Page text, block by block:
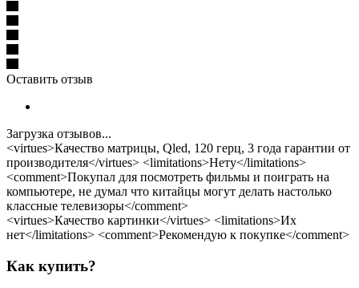
Оставить отзыв
Загрузка отзывов...
<virtues>Качество матрицы, Qled, 120 герц, 3 года гарантии от
производителя</virtues> <limitations>Нету</limitations>
<comment>Покупал для посмотреть фильмы и поиграть на
компьютере, не думал что китайцы могут делать настолько
классные телевизоры</comment>
<virtues>Качество картинки</virtues> <limitations>Их
нет</limitations> <comment>Рекомендую к покупке</comment>
Как купить?